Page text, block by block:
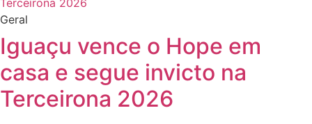
Geral
Iguaçu vence o Hope em
casa e segue invicto na
Terceirona 2026